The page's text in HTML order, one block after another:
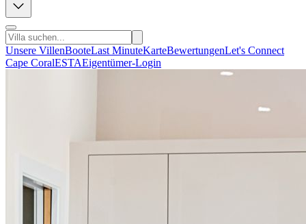
Unsere VillenBooteLast MinuteKarteBewertungenLet's Connect
Cape CoralESTAEigentümer-Login